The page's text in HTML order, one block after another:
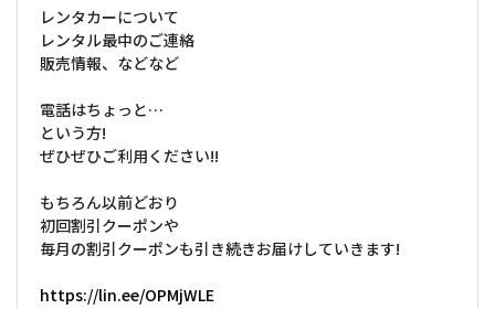
レンタカーについて
レンタル最中のご連絡
販売情報、などなど
電話はちょっと…
という方!
ぜひぜひご利用ください!!
もちろん以前どおり
初回割引クーポンや
毎月の割引クーポンも引き続きお届けしていきます!
https://lin.ee/OPMjWLE